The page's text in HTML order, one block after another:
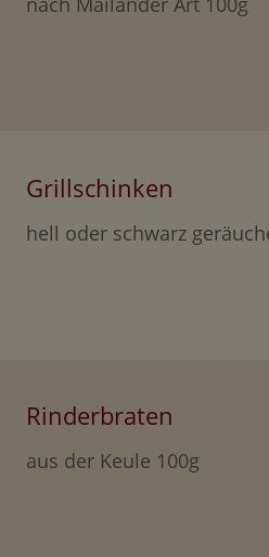
Grillschinken
hell oder schwarz
Rinderbraten
aus der Keule 100g